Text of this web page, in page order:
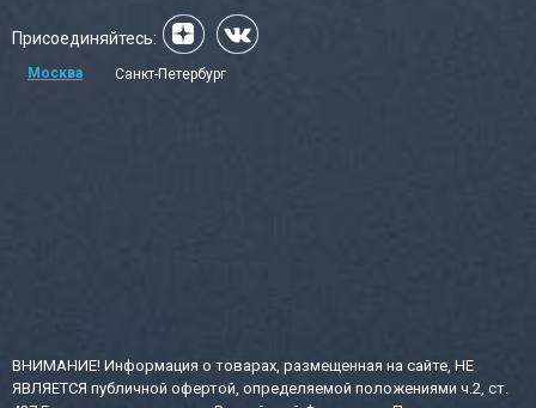
Присоединяйтесь:
Москва Санкт-Петербург
ВНИМАНИЕ! Информация о товарах, размещенная на сайте, НЕ
ЯВЛЯЕТСЯ публичной офертой, определяемой положениями ч.2, ст.